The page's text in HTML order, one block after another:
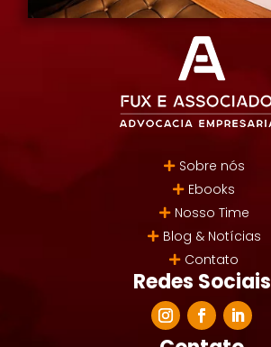
Sobre nós
Ebooks
Nosso Time
Blog & Notícias
Contato
Redes Sociais